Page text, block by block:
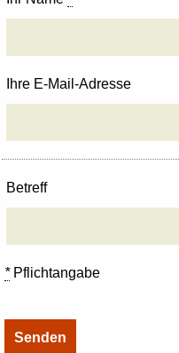
Ihre E-Mail-Adresse
Betreff
*Pflichtangabe